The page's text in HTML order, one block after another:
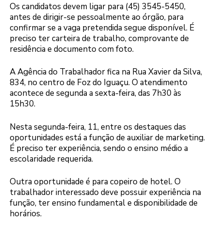
Os candidatos devem ligar para (45) 3545-5450,
antes de dirigir-se pessoalmente ao órgão, para
confirmar se a vaga pretendida segue disponível. É
preciso ter carteira de trabalho, comprovante de
residência e documento com foto.
A Agência do Trabalhador fica na Rua Xavier da Silva,
834, no centro de Foz do Iguaçu. O atendimento
acontece de segunda a sexta-feira, das 7h30 às
15h30.
Nesta segunda-feira, 11, entre os destaques das
oportunidades está a função de auxiliar de marketing.
É preciso ter experiência, sendo o ensino médio a
escolaridade requerida.
Outra oportunidade é para copeiro de hotel. O
trabalhador interessado deve possuir experiência na
função, ter ensino fundamental e disponibilidade de
horários.